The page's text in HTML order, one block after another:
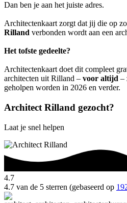
Dan ben je aan het juiste adres.
Architectenkaart zorgt dat jij die op
Rilland verbonden wordt aan een
Het tofste gedeelte?
Architectenkaart doet dit compleet
architecten uit Rilland – voor altijd –
geholpen worden in 2026 en verder.
Architect Rilland gezocht?
Laat je snel helpen
4.7
4.7 van de 5 sterren (gebaseerd op